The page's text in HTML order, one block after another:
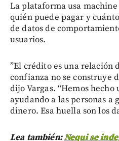
La plataforma usa
quién puede pagar y
de datos de
usuarios.
”El crédito es una relación
confianza no se construye
dijo Vargas. “Hemos
ayudando a las personas a
dinero. Esa huella son los
Lea también:Nequi se